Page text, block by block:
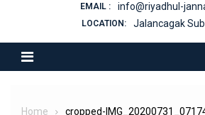
EMAIL : info@riyadhul-
LOCATION: Jalancagak
Home cropped-